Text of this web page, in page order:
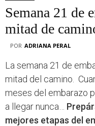
Semana 21 de
mitad de
POR ADRIANA PERAL
La semana 21 de
mitad del camino.
meses del embarazo
a llegar nunca…
mejores etapas del